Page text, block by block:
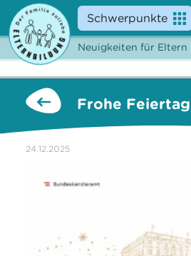
Schwerpunkte
Angebote
Veranstaltungen
Service
Über uns
Neuigkeiten für Eltern
Frohe
24.12.2025